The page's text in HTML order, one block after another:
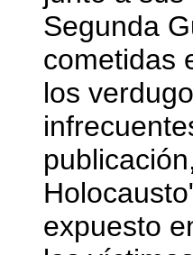
Segunda
cometidas
los
expuesto